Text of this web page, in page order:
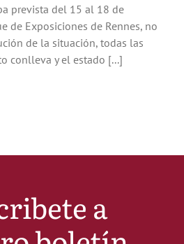
prevista del 15 al 18 de
de Exposiciones de Rennes, no
de la situación, todas las
conlleva y el estado [...]
a